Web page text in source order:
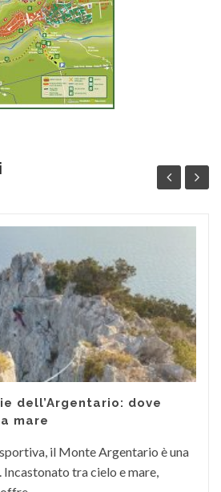
dell’Argentario: dove
mare
il Monte Argentario è una
tra cielo e mare,